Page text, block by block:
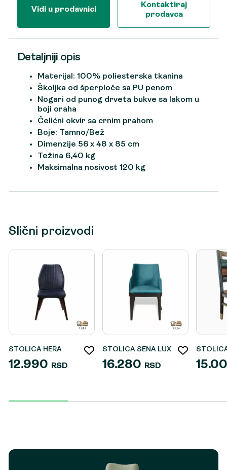
Vidi u prodavnici
Kontaktiraj
prodavca
Detaljniji opis
Materijal: 100% poliesterska tkanina
Školjka od šperploče sa PU penom
Nogari od punog drveta bukve sa lakom u
boji oraha
Čelićni okvir sa crnim prahom
Boje: Tamno/Bež
Dimenzije 56 x 48 x 85 cm
Težina 6,40 kg
Maksimalna nosivost 120 kg
Slični proizvodi
STOLICA HERA
12.990 RSD
STOLICA SENA LUX
16.280 RSD